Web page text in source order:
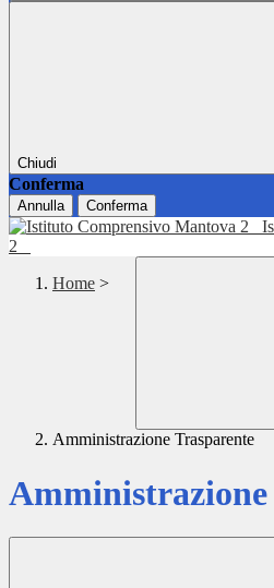
Chiudi
Conferma
Annulla Conferma
2
Home >
Amministrazione Trasparente
Amministrazione